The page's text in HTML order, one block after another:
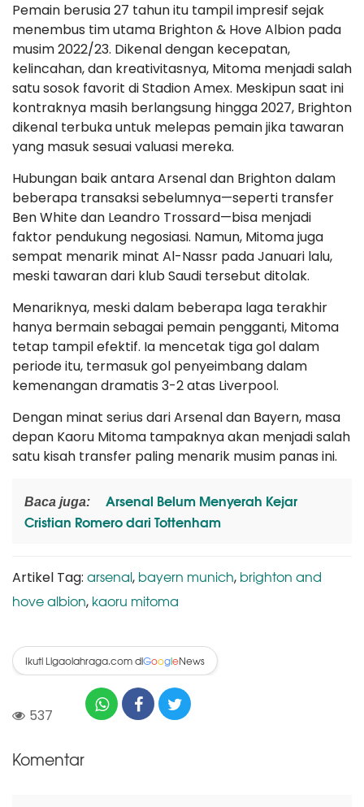
Pemain berusia 27 tahun itu tampil impresif sejak
menembus tim utama Brighton & Hove Albion pada
musim 2022/23. Dikenal dengan kecepatan,
kelincahan, dan kreativitasnya, Mitoma menjadi salah
satu sosok favorit di Stadion Amex. Meskipun saat ini
kontraknya masih berlangsung hingga 2027, Brighton
dikenal terbuka untuk melepas pemain jika tawaran
yang masuk sesuai valuasi mereka.
Hubungan baik antara Arsenal dan Brighton dalam
beberapa transaksi sebelumnya—seperti transfer
Ben White dan Leandro Trossard—bisa menjadi
faktor pendukung negosiasi. Namun, Mitoma juga
sempat menarik minat Al-Nassr pada Januari lalu,
meski tawaran dari klub Saudi tersebut ditolak.
Menariknya, meski dalam beberapa laga terakhir
hanya bermain sebagai pemain pengganti, Mitoma
tetap tampil efektif. Ia mencetak tiga gol dalam
periode itu, termasuk gol penyeimbang dalam
kemenangan dramatis 3-2 atas Liverpool.
Dengan minat serius dari Arsenal dan Bayern, masa
depan Kaoru Mitoma tampaknya akan menjadi salah
satu kisah transfer paling menarik musim panas ini.
Baca juga:
Arsenal Belum Menyerah Kejar
Cristian Romero dari Tottenham
Artikel Tag: arsenal, bayern munich, brighton and
hove albion, kaoru mitoma
Ikuti Ligaolahraga.com diGoogleNews
537
Komentar